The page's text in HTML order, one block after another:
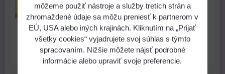
ks Do košíka
Skladové číslo:Dostupnosť:Skladom
môžeme použiť nástroje a služby tretích strán a
zhromaždené údaje sa môžu preniesť k partnerom v
EÚ, USA alebo iných krajinách. Kliknutím na „Prijať
všetky cookies“ vyjadrujete svoj súhlas s týmto
spracovaním. Nižšie môžete nájsť podrobné
informácie alebo upraviť svoje preferencie.